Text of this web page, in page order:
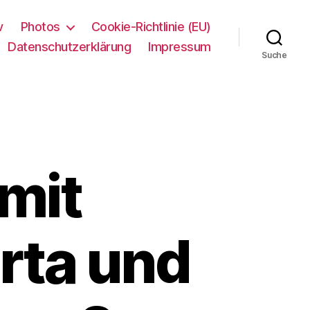
Photos
Cookie-Richtlinie (EU)
Datenschutzerklärung
Impressum
Suche
und